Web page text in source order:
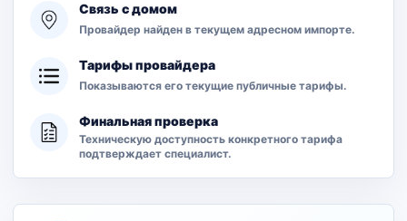
Связь с домом
Провайдер найден в текущем адресном импорте.
Тарифы провайдера
Показываются его текущие публичные тарифы.
Финальная проверка
Техническую доступность конкретного тарифа
подтверждает специалист.